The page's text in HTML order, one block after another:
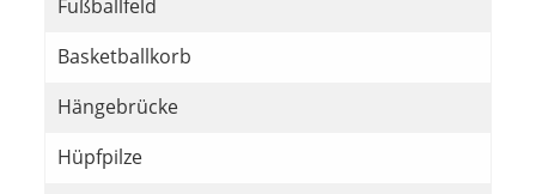
Fußballfeld
Basketballkorb
Hängebrücke
Hüpfpilze